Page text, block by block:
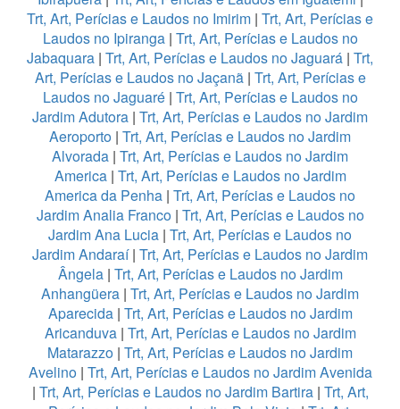
Trt, Art, Perícias e Laudos no Imirim | Trt, Art, Perícias e
Laudos no Ipiranga| Trt, Art, Perícias e Laudos no
Jabaquara | Trt, Art, Perícias e Laudos no Jaguará | Trt,
Art, Perícias e Laudos no Jaçanã| Trt, Art, Perícias e
Laudos no Jaguaré| Trt, Art, Perícias e Laudos no
Jardim Adutora | Trt, Art, Perícias e Laudos no Jardim
Aeroporto | Trt, Art, Perícias e Laudos no Jardim
Alvorada | Trt, Art, Perícias e Laudos no Jardim
America| Trt, Art, Perícias e Laudos no Jardim
America da Penha | Trt, Art, Perícias e Laudos no
Jardim Analia Franco| Trt, Art, Perícias e Laudos no
Jardim Ana Lucia | Trt, Art, Perícias e Laudos no
Jardim Andaraí| Trt, Art, Perícias e Laudos no Jardim
Ângela| Trt, Art, Perícias e Laudos no Jardim
Anhangüera | Trt, Art, Perícias e Laudos no Jardim
Aparecida| Trt, Art, Perícias e Laudos no Jardim
Aricanduva| Trt, Art, Perícias e Laudos no Jardim
Matarazzo | Trt, Art, Perícias e Laudos no Jardim
Avelino| Trt, Art, Perícias e Laudos no Jardim Avenida
| Trt, Art, Perícias e Laudos no Jardim Bartira| Trt, Art,